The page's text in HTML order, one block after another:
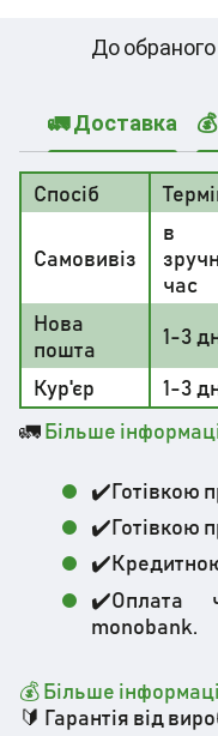
До обраного
🚛 Доставка
Спосіб
Самовивіз
в
час
Нова
пошта
1-3
Кур'єр
1-3
🚛Більше
✔️Готівкою
✔️Готівкою
✔️Оплата
monobank.
💰 Більше
🔰 Гарантія від